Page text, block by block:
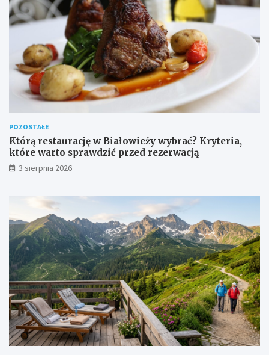
POZOSTAŁE
Którą restaurację w Białowieży wybrać? Kryteria,
które warto sprawdzić przed rezerwacją
3 sierpnia 2026